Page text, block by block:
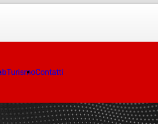
TurismoContatti